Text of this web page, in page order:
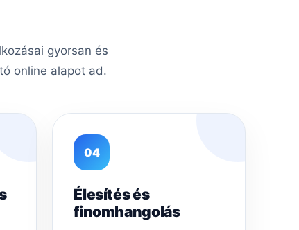
gyorsan és
online alapot ad.
04
Élesítés és
finomhangolás